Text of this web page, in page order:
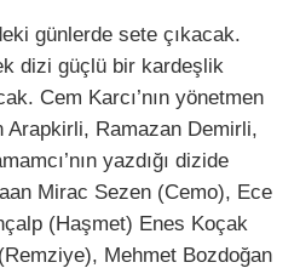
günlerde sete çıkacak.
dizi güçlü bir kardeşlik
Cem Karcı’nın yönetmen
Arapkirli, Ramazan Demirli,
yazdığı dizide
Mirac Sezen (Cemo), Ece
(Haşmet) Enes Koçak
Mehmet Bozdoğan